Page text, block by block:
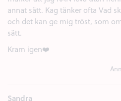
annat sätt. Kag tänker ofta Vad
och det kan ge mig tröst, som
sätt.
Kram igen❤️
Sandra